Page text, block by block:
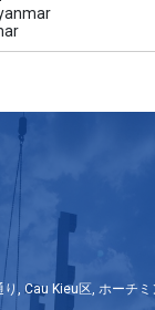
, Cau Kieu区, ホーチミ